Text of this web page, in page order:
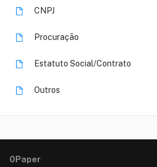
CNPJ
Procuração
Estatuto Social/Contrato
Outros
0Paper